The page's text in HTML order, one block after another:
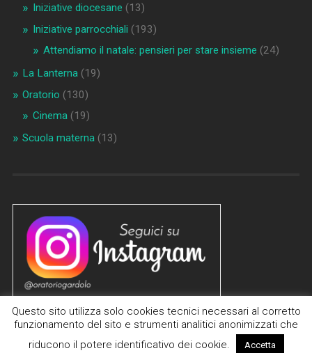
Iniziative diocesane (13)
Iniziative parrocchiali (193)
Attendiamo il natale: pensieri per stare insieme (24)
La Lanterna(19)
Oratorio (130)
Cinema(19)
Scuola materna(13)
Questo sito utilizza solo cookies tecnici necessari al corretto
funzionamento del sito e strumenti analitici anonimizzati che
riducono il potere identificativo dei cookie.
Accetta